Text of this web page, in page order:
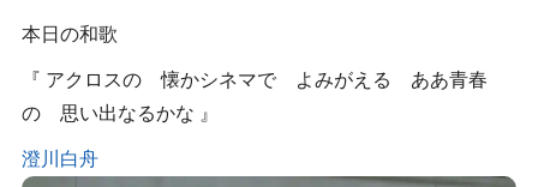
本日の和歌
『 アクロスの 懐かシネマで よみがえる ああ青春
の 思い出なるかな 』
澄川白舟